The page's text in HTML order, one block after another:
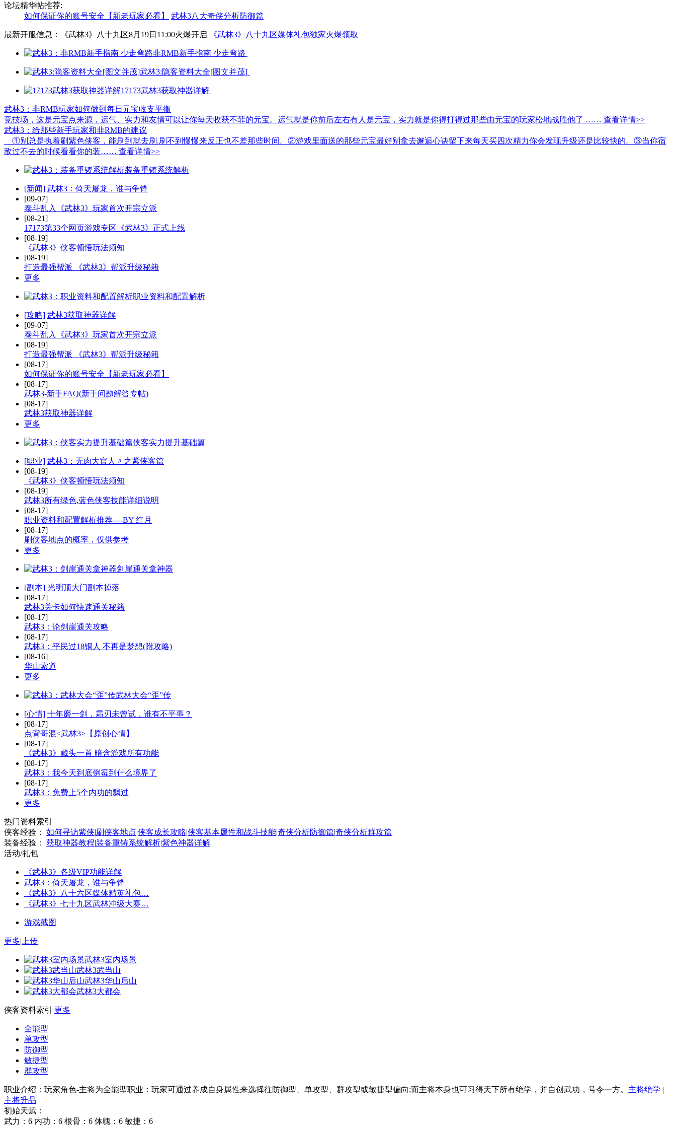
论坛精华帖推荐:
如何保证你的账号安全【新老玩家必看】
武林3八大奇侠分析防御篇
最新开服信息：《武林3》八十九区8月19日11:00火爆开启 《武林3》八十九区媒体礼包独家火爆领取
非RMB新手指南 少走弯路
武林3:隐客资料大全[图文并茂]
17173武林3获取神器详解
武林3：非RMB玩家如何做到每日元宝收支平衡
竞技场，这是元宝点来源，运气、实力和友情可以让你每天收获不菲的元宝。运气就是你前后左右有人是元宝，实力就是你得打得过那些由元宝的玩家松地战胜他了 …… 查看详情>>
武林3：给那些新手玩家和非RMB的建议
①别总是执着刷紫色侠客，能刷到就去刷.刷不到慢慢来反正也不差那些时间。②游戏里面送的那些元宝最好别拿去邂逅心诀留下来每天买四次精力你会发现升级还是比较快的。③当你宿
敌过不去的时候看看你的装…… 查看详情>>
装备重铸系统解析
[新闻] 武林3：倚天屠龙，谁与争锋
[09-07]
泰斗乱入《武林3》玩家首次开宗立派
[08-21]
17173第33个网页游戏专区《武林3》正式上线
[08-19]
《武林3》侠客顿悟玩法须知
[08-19]
打造最强帮派 《武林3》帮派升级秘籍
更多
职业资料和配置解析
[攻略] 武林3获取神器详解
[09-07]
泰斗乱入《武林3》玩家首次开宗立派
[08-19]
打造最强帮派 《武林3》帮派升级秘籍
[08-17]
如何保证你的账号安全【新老玩家必看】
[08-17]
武林3-新手FAQ(新手问题解答专帖)
[08-17]
武林3获取神器详解
更多
侠客实力提升基础篇
[职业] 武林3：无肉大官人〃之紫侠客篇
[08-19]
《武林3》侠客顿悟玩法须知
[08-19]
武林3所有绿色,蓝色侠客技能详细说明
[08-17]
职业资料和配置解析推荐----BY 红月
[08-17]
刷侠客地点的概率，仅供参考
更多
剑崖通关拿神器
[副本] 光明顶大门副本掉落
[08-17]
武林3关卡如何快速通关秘籍
[08-17]
武林3：论剑崖通关攻略
[08-17]
武林3：平民过18铜人 不再是梦想(附攻略)
[08-16]
华山索道
更多
武林大会“歪”传
[心情] 十年磨一剑，霜刃未曾试，谁有不平事？
[08-17]
点背哥混<武林3>【原创心情】
[08-17]
《武林3》藏头一首 暗含游戏所有功能
[08-17]
武林3：我今天到底倒霉到什么境界了
[08-17]
武林3：免费上5个内功的飘过
更多
热门资料索引
侠客经验：
如何寻访紫侠|刷侠客地点|侠客成长攻略|侠客基本属性和战斗技能|奇侠分析防御篇|奇侠分析群攻篇
装备经验：
获取神器教程|装备重铸系统解析|紫色神器详解
活动/礼包
《武林3》各级VIP功能详解
武林3：倚天屠龙，谁与争锋
《武林3》八十六区媒体精英礼包…
《武林3》七十九区武林冲级大赛…
游戏截图
更多| 上传
武林3室内场景
武林3武当山
武林3华山后山
武林3大都会
侠客资料索引 更多
全能型
单攻型
防御型
敏捷型
群攻型
职业介绍： 玩家角色-主将为全能型职业：玩家可通过养成自身属性来选择往防御型、单攻型、群攻型或敏捷型偏向;而主将本身也可习得天下所有绝学，并自创武功，号令一方。 主将绝学 |
主将升品
初始天赋：
武力：6 内功：6 根骨：6 体魄：6 敏捷：6